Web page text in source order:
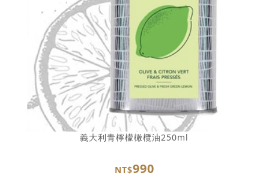
義大利青檸檬橄欖油250ml
NT$990